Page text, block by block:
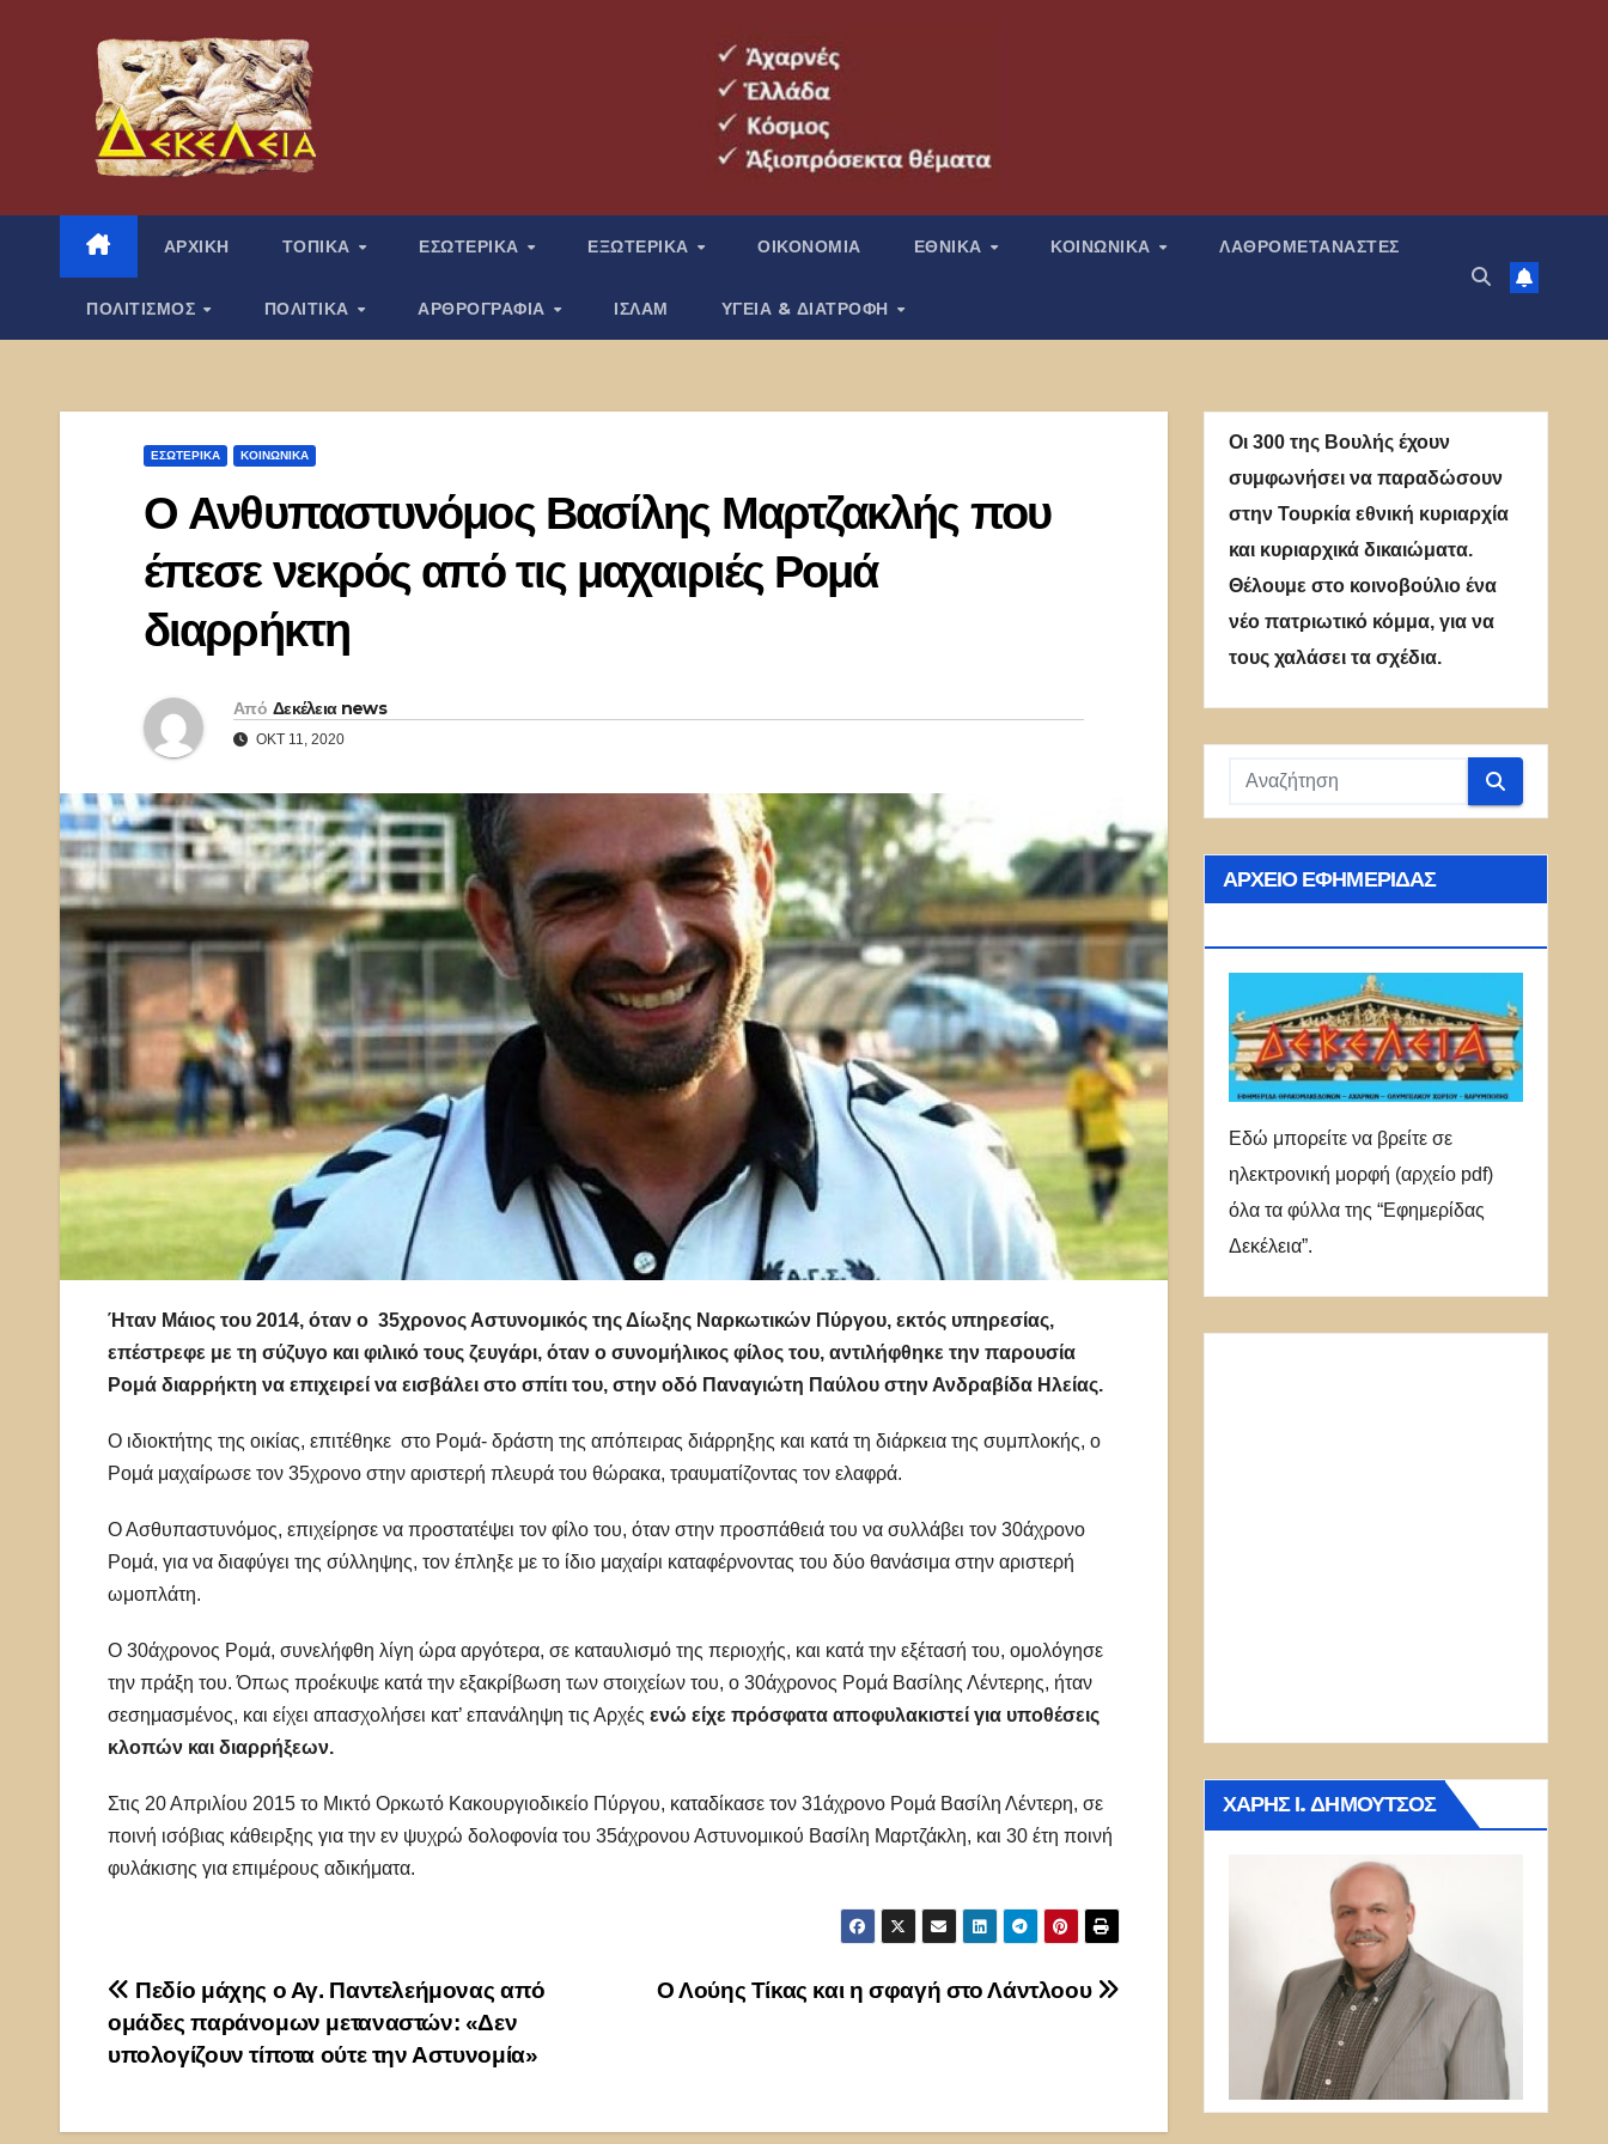
περιεχόμενο
ΑΡΧΙΚΗ ΤΟΠΙΚΑ ΕΣΩΤΕΡΙΚΑ ΕΞΩΤΕΡΙΚΑ ΟΙΚΟΝΟΜΙΑ ΕΘΝΙΚΑ ΚΟΙΝΩΝΙΚΑ ΛΑΘΡΟΜΕΤΑΝΑΣΤΕΣ
ΠΟΛΙΤΙΣΜΟΣ ΠΟΛΙΤΙΚΑ ΑΡΘΡΟΓΡΑΦΙΑ ΙΣΛΑΜ ΥΓΕΙΑ & ΔΙΑΤΡΟΦΗ
ΕΣΩΤΕΡΙΚΑ ΚΟΙΝΩΝΙΚΑ
Ο Ανθυπαστυνόμος Βασίλης Μαρτζακλής που
έπεσε νεκρός από τις μαχαιριές Ρομά
διαρρήκτη
Από Δεκέλεια news
ΟΚΤ 11, 2020
Ήταν Μάιος του 2014, όταν ο 35χρονος Αστυνομικός της Δίωξης Ναρκωτικών Πύργου, εκτός υπηρεσίας,
επέστρεφε με τη σύζυγο και φιλικό τους ζευγάρι, όταν ο συνομήλικος φίλος του, αντιλήφθηκε την παρουσία
Ρομά διαρρήκτη να επιχειρεί να εισβάλει στο σπίτι του, στην οδό Παναγιώτη Παύλου στην Ανδραβίδα Ηλείας.
Ο ιδιοκτήτης της οικίας, επιτέθηκε στο Ρομά- δράστη της απόπειρας διάρρηξης και κατά τη διάρκεια της συμπλοκής, ο
Ρομά μαχαίρωσε τον 35χρονο στην αριστερή πλευρά του θώρακα, τραυματίζοντας τον ελαφρά.
Ο Ασθυπαστυνόμος, επιχείρησε να προστατέψει τον φίλο του, όταν στην προσπάθειά του να συλλάβει τον 30άχρονο
Ρομά, για να διαφύγει της σύλληψης, τον έπληξε με το ίδιο μαχαίρι καταφέρνοντας του δύο θανάσιμα στην αριστερή
ωμοπλάτη.
Ο 30άχρονος Ρομά, συνελήφθη λίγη ώρα αργότερα, σε καταυλισμό της περιοχής, και κατά την εξέτασή του, ομολόγησε
την πράξη του. Όπως προέκυψε κατά την εξακρίβωση των στοιχείων του, ο 30άχρονος Ρομά Βασίλης Λέντερης, ήταν
σεσημασμένος, και είχει απασχολήσει κατ’ επανάληψη τις Αρχές ενώ είχε πρόσφατα αποφυλακιστεί για υποθέσεις
κλοπών και διαρρήξεων.
Στις 20 Απριλίου 2015 το Μικτό Ορκωτό Κακουργιοδικείο Πύργου, καταδίκασε τον 31άχρονο Ρομά Βασίλη Λέντερη, σε
ποινή ισόβιας κάθειρξης για την εν ψυχρώ δολοφονία του 35άχρονου Αστυνομικού Βασίλη Μαρτζάκλη, και 30 έτη ποινή
φυλάκισης για επιμέρους αδικήματα.
Πλοήγηση
άρθρων
Ο Λούης Τίκας και η σφαγή στο Λάντλοου
Πεδίο μάχης ο Αγ. Παντελεήμoνας από
ομάδες παράνομων μεταναστών: «Δεν
υπολογίζουν τίποτα ούτε την Αστυνομία»
Οι 300 της Βουλής έχουν
συμφωνήσει να παραδώσουν
στην Τουρκία εθνική κυριαρχία
και κυριαρχικά δικαιώματα.
Θέλουμε στο κοινοβούλιο ένα
νέο πατριωτικό κόμμα, για να
τους χαλάσει τα σχέδια.
ΑΡΧΕΊΟ ΕΦΗΜΕΡΊΔΑΣ
Εδώ μπορείτε να βρείτε σε
ηλεκτρονική μορφή (αρχείο pdf)
όλα τα φύλλα της “Εφημερίδας
Δεκέλεια”.
ΧΆΡΗΣ Ι. ΔΗΜΟΎΤΣΟΣ